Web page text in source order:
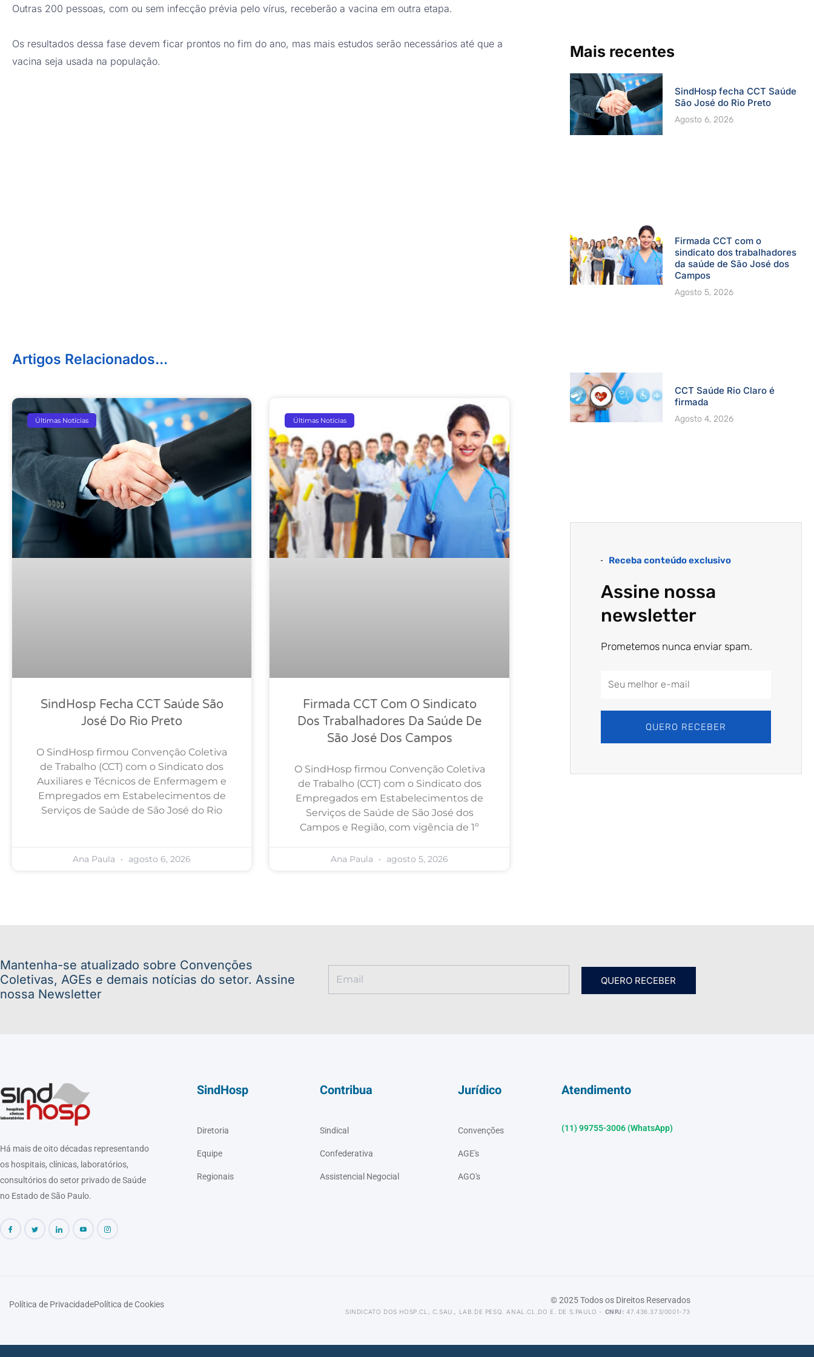
Outras 200 pessoas, com ou sem infecção prévia pelo vírus, receberão a vacina em outra etapa.
Os resultados dessa fase devem ficar prontos no fim do ano, mas mais estudos serão necessários até que a
vacina seja usada na população.
Artigos Relacionados...
Últimas Notícias
SindHosp Fecha CCT Saúde São
José Do Rio Preto
O SindHosp firmou Convenção Coletiva
de Trabalho (CCT) com o Sindicato dos
Auxiliares e Técnicos de Enfermagem e
Empregados em Estabelecimentos de
Serviços de Saúde de São José do Rio
Ana Paula agosto 6, 2026
Últimas Notícias
Firmada CCT Com O Sindicato
Dos Trabalhadores Da Saúde De
São José Dos Campos
O SindHosp firmou Convenção Coletiva
de Trabalho (CCT) com o Sindicato dos
Empregados em Estabelecimentos de
Serviços de Saúde de São José dos
Campos e Região, com vigência de 1º
Ana Paula agosto 5, 2026
Mais recentes
SindHosp fecha CCT Saúde
São José do Rio Preto
Agosto 6, 2026
Firmada CCT com o
sindicato dos trabalhadores
da saúde de São José dos
Campos
Agosto 5, 2026
CCT Saúde Rio Claro é
firmada
Agosto 4, 2026
Receba conteúdo exclusivo
Assine nossa
newsletter
Prometemos nunca enviar spam.
Email
QUERO RECEBER
Mantenha-se atualizado sobre Convenções
Coletivas, AGEs e demais notícias do setor. Assine
nossa Newsletter
QUERO RECEBER
Há mais de oito décadas representando
os hospitais, clínicas, laboratórios,
consultórios do setor privado de Saúde
no Estado de São Paulo.
SindHosp
Diretoria
Equipe
Regionais
Contribua
Sindical
Confederativa
Assistencial Negocial
Jurídico
Convenções
AGE's
AGO's
Atendimento
(11) 99755-3006 (WhatsApp)
Política de PrivacidadePolítica de Cookies © 2025 Todos os Direitos Reservados
SINDICATO DOS HOSP.CL, C.SAU., LAB.DE PESQ. ANAL.CL.DO E. DE S.PAULO - CNPJ: 47.436.373/0001-73